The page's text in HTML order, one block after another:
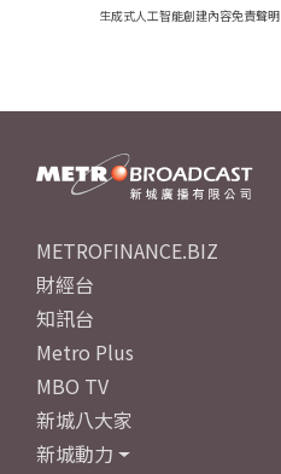
生成式人工智能創建內容免責聲明
METROFINANCE.BIZ
財經台
知訊台
Metro Plus
MBO TV
新城八大家
新城動力